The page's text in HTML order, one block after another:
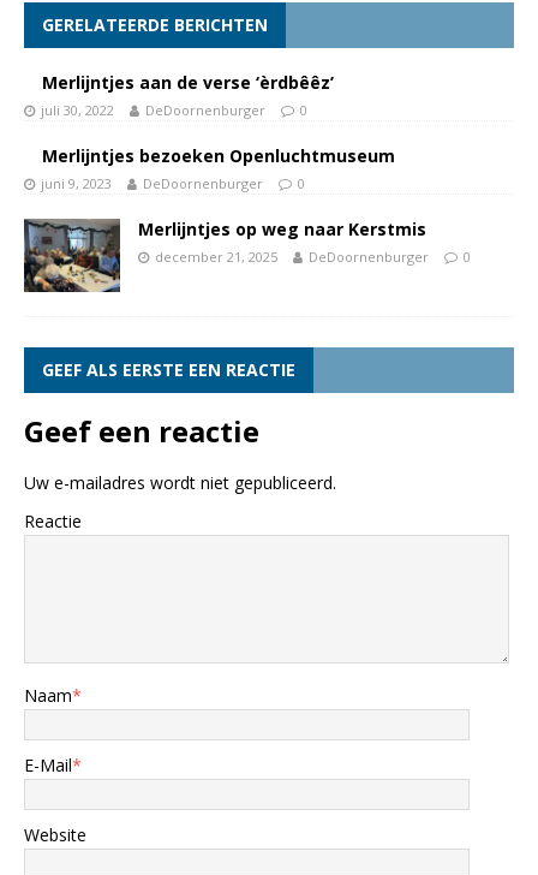
GERELATEERDE BERICHTEN
Merlijntjes aan de verse ‘èrdbêêz’
juli 30, 2022 DeDoornenburger 0
Merlijntjes bezoeken Openluchtmuseum
juni 9, 2023 DeDoornenburger 0
Merlijntjes op weg naar Kerstmis
december 21, 2025 DeDoornenburger 0
GEEF ALS EERSTE EEN REACTIE
Geef een reactie
Uw e-mailadres wordt niet gepubliceerd.
Reactie
Naam*
E-Mail*
Website